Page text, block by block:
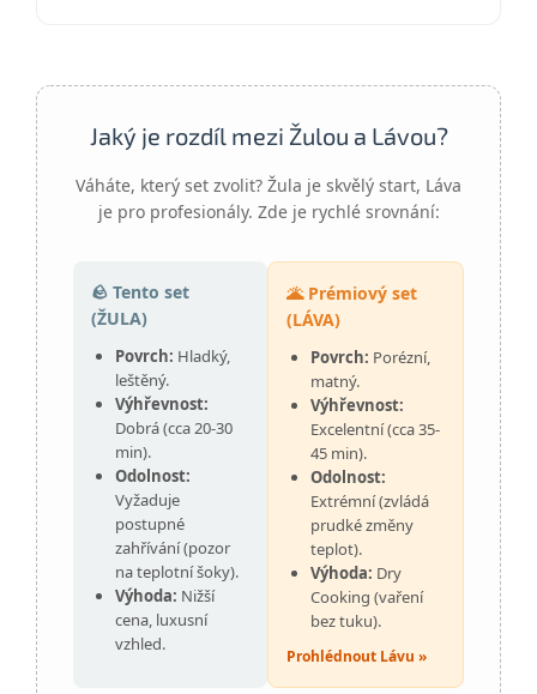
Jaký je rozdíl mezi Žulou a Lávou?
Váháte, který set zvolit? Žula je skvělý start, Láva
je pro profesionály. Zde je rychlé srovnání:
🪨 Tento set
(ŽULA)
Povrch: Hladký,
leštěný.
Výhřevnost:
Dobrá (cca 20-30
min).
Odolnost:
Vyžaduje
postupné
zahřívání (pozor
na teplotní šoky).
Výhoda: Nižší
cena, luxusní
vzhled.
🌋 Prémiový set
(LÁVA)
Povrch: Porézní,
matný.
Výhřevnost:
Excelentní (cca 35-
45 min).
Odolnost:
Extrémní (zvládá
prudké změny
teplot).
Výhoda: Dry
Cooking (vaření
bez tuku).
Prohlédnout Lávu »